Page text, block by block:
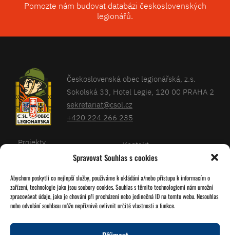
Spravovat Souhlas s cookies
Abychom poskytli co nejlepší služby, používáme k ukládání a/nebo přístupu k informacím o
zařízení, technologie jako jsou soubory cookies. Souhlas s těmito technologiemi nám umožní
zpracovávat údaje, jako je chování při procházení nebo jedinečná ID na tomto webu. Nesouhlas
nebo odvolání souhlasu může nepříznivě ovlivnit určité vlastnosti a funkce.
Pomozte nám budovat databázi československých
legionářů.
Československá obec legionářská, z.s.
Sokolská 33, Hotel Legie, 120 00 PRAHA 2
sekretariat@csol.cz
+420 224 266 235
Projekty
Kalendář
O nás
Kontakt
Databáze legionářů
Pro členy
Zásady cookies